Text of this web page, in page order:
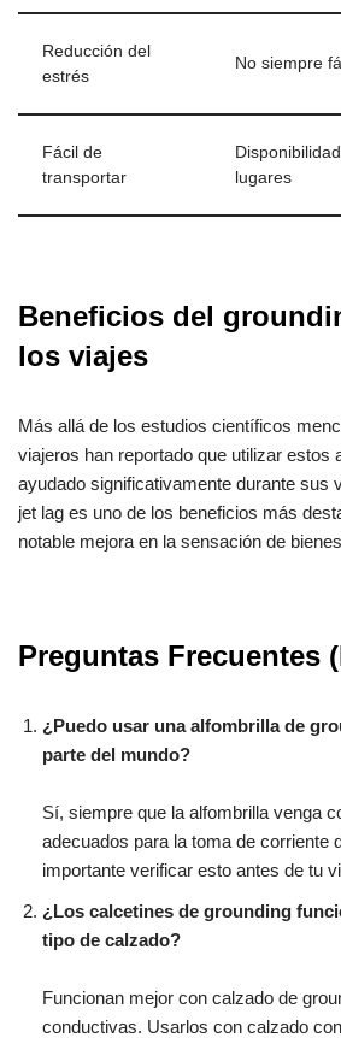
Reducción del
estrés
No siempre
Fácil de
transportar
lugares
Beneficios del
los viajes
Más allá de los estudios científicos
viajeros han reportado que utilizar estos
ayudado significativamente durante sus
jet lag es uno de los beneficios más
notable mejora en la sensación de
Preguntas Frecuentes
¿Puedo usar una alfombrilla de
parte del mundo?
Sí, siempre que la alfombrilla venga
adecuados para la toma de corriente
importante verificar esto antes de tu
¿Los calcetines de grounding
tipo de calzado?
Funcionan mejor con calzado de
conductivas. Usarlos con calzado